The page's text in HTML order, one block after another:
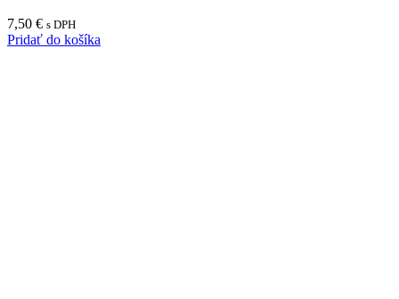
7,50 € s DPH
Pridať do košíka